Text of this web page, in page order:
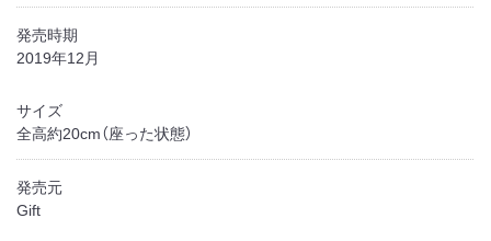
発売時期
2019年12月
サイズ
全高約20cm（座った状態）
発売元
Gift